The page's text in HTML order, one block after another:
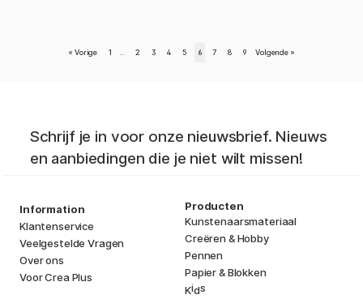
« Vorige 1 2 3 4 5 6 7 8 9 Volgende »
Schrijf je in voor onze nieuwsbrief. Nieuws
en aanbiedingen die je niet wilt missen!
Information
Klantenservice
Veelgestelde Vragen
Over ons
Voor Crea Plus
Producten
Kunstenaarsmateriaal
Creëren & Hobby
Pennen
Papier & Blokken
Kids